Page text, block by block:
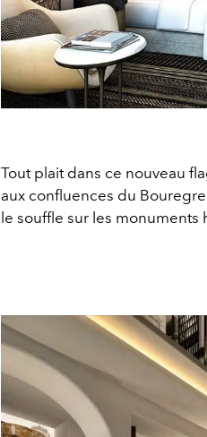
Tout plait dans ce nouveau
aux confluences du
le souffle sur les monuments